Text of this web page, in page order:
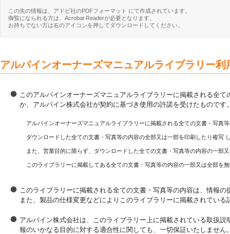
この先の情報は、アドビ社のPDFフォーマット にて作成されています。
御覧になられる方は、Acrobat Readerが必要となります。
お持ちでない方は右のアイコンを押してダウンロードしてください。
アルパインオーナーズマニュアルライブラリー利
このアルパインオーナーズマニュアルライブラリーに掲載される全
か、アルパイン株式会社が契約に基づき使用の許諾を受けたもので
アルパインオーナーズマニュアルライブラリーに掲載される全ての文書・写真
ダウンロードした全ての文書・写真等の内容の全部又は一部を印刷したり複写
また、営業目的に限らず、ダウンロードした全ての文書・写真等の内容の一
このライブラリーに掲載してある全ての文書・写真等の内容の一部又は全部を
このライブラリーに掲載される全ての文書・写真等の内容は、情報
また、製品の仕様変更などによりこのライブラリーに掲載されてい
アルパイン株式会社は、このライブラリー上に掲載されている取扱
報のいかなる目的に対する適合性に関しても、一切保証いたしませ